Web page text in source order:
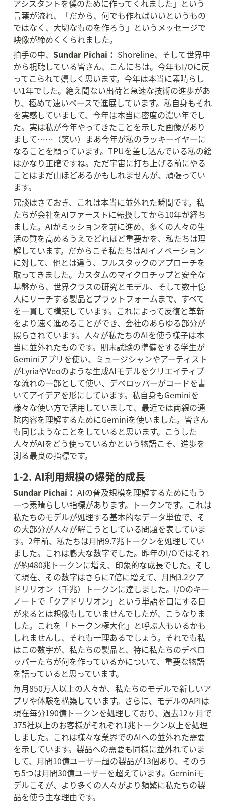
アシスタントを僕のために作ってくれました」という
言葉が流れ、「だから、何でも作ればいいというもの
ではなく、大切なものを作ろう」というメッセージで
映像が締めくくられました。
拍手の中、 Sundar Pichai： Shoreline、そして世界中
から視聴している皆さん、こんにちは。今年もI/Oに戻
ってこられて嬉しく思います。今年は本当に素晴らし
い1年でした。絶え間ない出荷と急速な技術の進歩があ
り、極めて速いペースで進展しています。私自身もそれ
を実感していまして、今年は本当に密度の濃い年でし
た。実は私が今年やってきたことを示した画像があり
まして……（笑い）まあ今年が私のラッキーイヤーに
なることを願っています。TPUを差し込んでいる私の絵
はかなり正確ですね。ただ宇宙に打ち上げる前にやる
ことはまだ山ほどあるかもしれませんが、頑張ってい
ます。
冗談はさておき、これは本当に並外れた瞬間です。私
たちが会社をAIファーストに転換してから10年が経ち
ました。AIがミッションを前に進め、多くの人々の生
活の質を高めるうえでどれほど重要かを、私たちは理
解しています。だからこそ私たちはAIイノベーション
に対して、他とは違う、フルスタックのアプローチを
取ってきました。カスタムのマイクロチップと安全な
基盤から、世界クラスの研究とモデル、そして数十億
人にリーチする製品とプラットフォームまで、すべて
を一貫して構築しています。これによって反復と革新
をより速く進めることができ、会社のあらゆる部分が
照らされています。人々が私たちのAIを使う様子は本
当に並外れたものです。期末試験の準備をする学生が
Geminiアプリを使い、ミュージシャンやアーティスト
がLyriaやVeoのような生成AIモデルをクリエイティブ
な流れの一部として使い、デベロッパーがコードを書
いてアイデアを形にしています。私自身もGeminiを
様々な使い方で活用していまして、最近では両親の通
院内容を理解するためにGeminiを使いました。皆さん
も同じようなことをしていると思います。こうした
人々がAIをどう使っているかという物語こそ、進歩を
測る最良の指標です。
1-2. AI利用規模の爆発的成長
Sundar Pichai： AIの普及規模を理解するためにもう
一つ素晴らしい指標があります。トークンです。これは
私たちのモデルが処理する基本的なデータ単位で、そ
の大部分が人々が解こうとしている問題を表していま
す。2年前、私たちは月間9.7兆トークンを処理してい
ました。これは膨大な数字でした。昨年のI/Oではそれ
が約480兆トークンに増え、印象的な成長でした。そし
て現在、その数字はさらに7倍に増えて、月間3.2クア
ドリリオン（千兆）トークンに達しました。I/Oのキー
ノートで「クアドリリオン」という単語を口にする日
が来るとは想像もしていませんでしたが、こうなりま
した。これを「トークン極大化」と呼ぶ人もいるかも
しれませんし、それも一理あるでしょう。それでも私
はこの数字が、私たちの製品と、特に私たちのデベロ
ッパーたちが何を作っているかについて、重要な物語
を語っていると思っています。
毎月850万人以上の人々が、私たちのモデルで新しいア
プリや体験を構築しています。さらに、モデルのAPIは
現在毎分190億トークンを処理しており、過去12ヶ月で
375社以上のお客様がそれぞれ1兆トークン以上を処理
しました。これは様々な業界でのAIへの並外れた需要
を示しています。製品への需要も同様に並外れていま
して、月間10億ユーザー超の製品が13個あり、そのう
ち5つは月間30億ユーザーを超えています。Geminiモ
デルこそが、より多くの人々がより頻繁に私たちの製
品を使う主な理由です。